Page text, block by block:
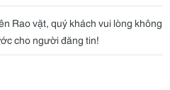
Rao vặt, quý khách vui lòng không
cho người đăng tin!